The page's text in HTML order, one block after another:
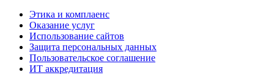
Этика и комплаенс
Оказание услуг
Использование сайтов
Защита персональных данных
Пользовательское соглашение
ИТ аккредитация